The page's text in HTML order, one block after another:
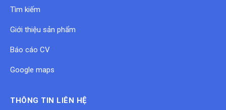
Tìm kiếm
Giới thiệu sản phẩm
Báo cáo CV
Google maps
THÔNG TIN LIÊN HỆ